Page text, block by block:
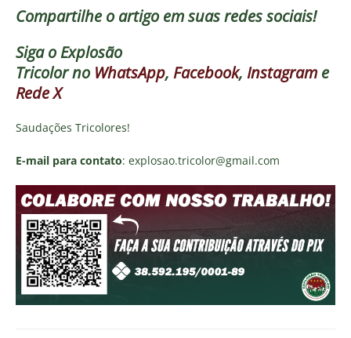
Compartilhe o artigo em suas redes sociais!
Siga oExplosão
Tricolorno WhatsApp, Facebook, Instagram e
Rede X
Saudações Tricolores!
E-mail para contato: explosao.tricolor@gmail.com